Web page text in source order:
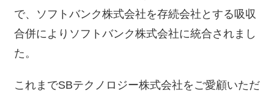
で、ソフトバンク株式会社を存続会社とする吸収
合併によりソフトバンク株式会社に統合されまし
た。
これまでSBテクノロジー株式会社をご愛顧いただ